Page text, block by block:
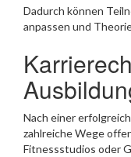
Dadurch können
anpassen und
Nach einer
zahlreiche Wege
Fitnessstudios oder